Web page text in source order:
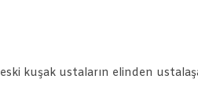
kuşak ustaların elinden